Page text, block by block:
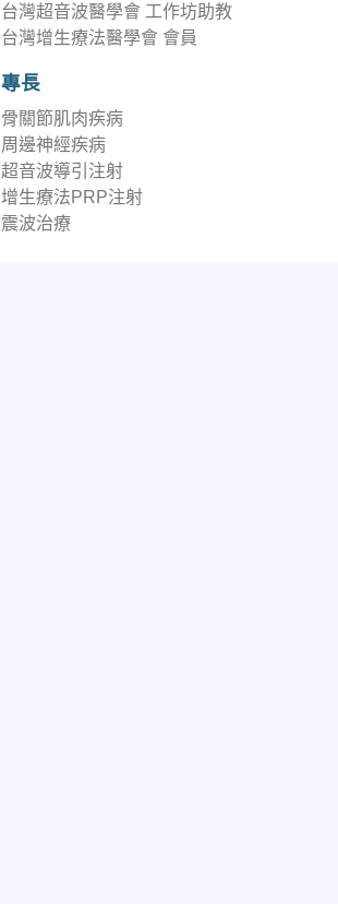
台灣超音波醫學會 工作坊助教
台灣增生療法醫學會 會員
專長
骨關節肌肉疾病
周邊神經疾病
超音波導引注射
增生療法PRP注射
震波治療